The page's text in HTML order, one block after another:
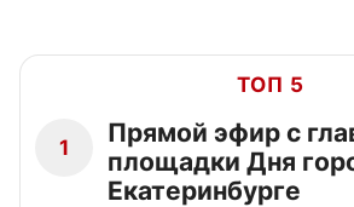
ТОП 5
1
Прямой эфир с
площадки Дня
Екатеринбурге